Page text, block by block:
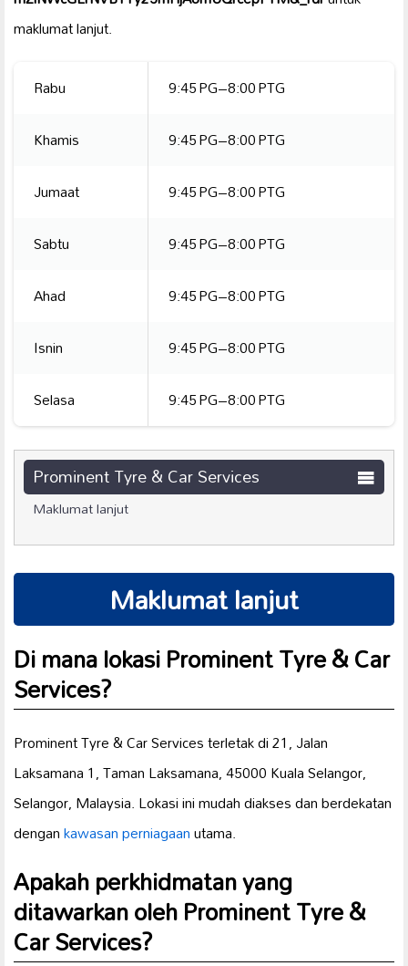
maklumat lanjut.
Rabu
9:45 PG–8:00 PTG
Khamis
9:45 PG–8:00 PTG
Jumaat
9:45 PG–8:00 PTG
Sabtu
9:45 PG–8:00 PTG
Ahad
9:45 PG–8:00 PTG
Isnin
9:45 PG–8:00 PTG
Selasa
9:45 PG–8:00 PTG
Prominent Tyre & Car Services
Maklumat lanjut
Maklumat lanjut
Di mana lokasi Prominent Tyre & Car
Services?
Prominent Tyre & Car Services terletak di 21, Jalan
Laksamana 1, Taman Laksamana, 45000 Kuala Selangor,
Selangor, Malaysia. Lokasi ini mudah diakses dan berdekatan
dengankawasan perniagaanutama.
Apakah perkhidmatan yang
ditawarkan oleh Prominent Tyre &
Car Services?